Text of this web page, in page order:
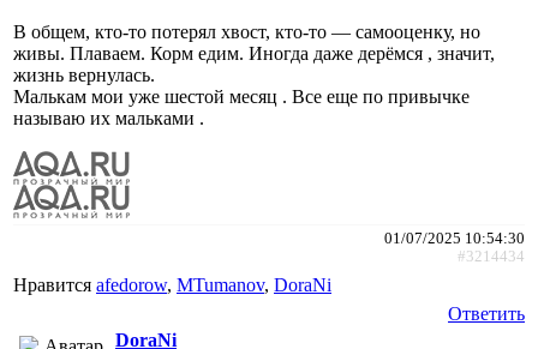
В общем, кто-то потерял хвост, кто-то — самооценку, но
живы. Плаваем. Корм едим. Иногда даже дерёмся , значит,
жизнь вернулась.
Малькам мои уже шестой месяц . Все еще по привычке
называю их мальками .
01/07/2025 10:54:30
#3214434
Нравится afedorow, MTumanov, DoraNi
Ответить
DoraNi